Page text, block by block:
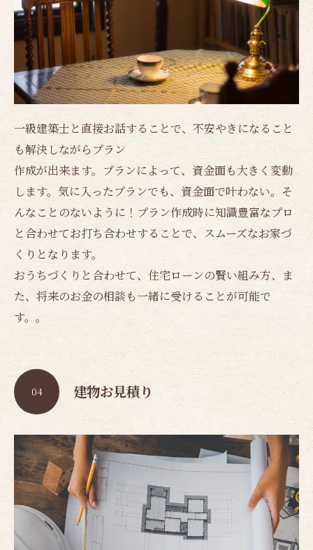
一級建築士と直接お話することで、不安やきになること
も解決しながらプラン
作成が出来ます。プランによって、資金面も大きく変動
します。気に入ったプランでも、資金面で叶わない。そ
んなことのないように！プラン作成時に知識豊富なプロ
と合わせてお打ち合わせすることで、スムーズなお家づ
くりとなります。
おうちづくりと合わせて、住宅ローンの賢い組み方、ま
た、将来のお金の相談も一緒に受けることが可能で
す。。
建物お見積り
04